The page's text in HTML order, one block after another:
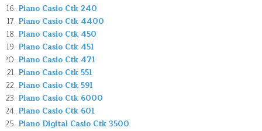
Piano Casio Ctk 240
Piano Casio Ctk 4400
Piano Casio Ctk 450
Piano Casio Ctk 451
Piano Casio Ctk 471
Piano Casio Ctk 551
Piano Casio Ctk 591
Piano Casio Ctk 6000
Piano Casio Ctk 601
Piano Digital Casio Ctk 3500